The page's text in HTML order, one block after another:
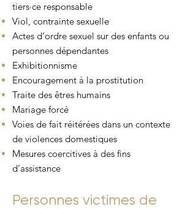
tiers·ce responsable
Viol, contrainte sexuelle
Actes d’ordre sexuel sur des enfants ou
personnes dépendantes
Exhibitionnisme
Encouragement à la prostitution
Traite des êtres humains
Mariage forcé
Voies de fait réitérées dans un contexte
de violences domestiques
Mesures coercitives à des fins
d’assistance
Personnes victimes de